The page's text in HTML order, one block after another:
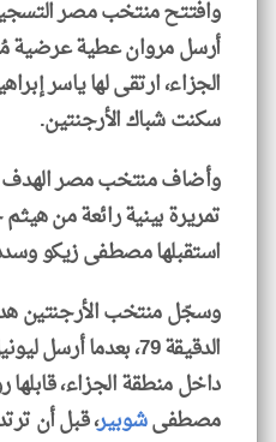
أرسل مروان عطية عرضية
الجزاء، ارتقى لها ياسر
سكنت شباك الأرجنتين.
تمريرة بينية رائعة من
استقبلها مصطفى زيكو
وسجّل منتخب الأرجنتين
الدقيقة 79، بعدما
داخل منطقة الجزاء،
مصطفىشوبير، قبل أن